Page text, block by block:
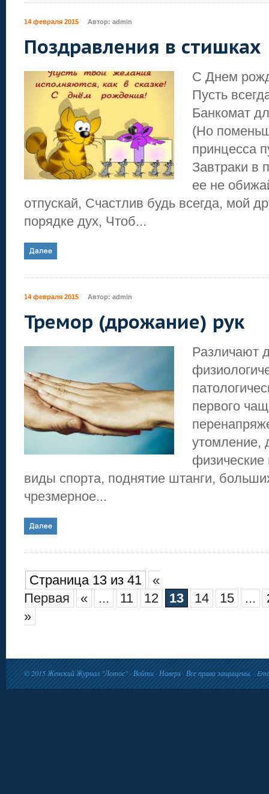
14 февраля 2015 Автор: admin
Поздравления в стишках
С Днем
Пусть
Банкомат
(Но
принцесса
Завтраки в
ее не
отпускай, Счастлив будь всегда, мой
порядке дух, Чтоб...
14 февраля 2015 Автор: admin
Тремор (дрожание) рук
Различают
первого
утомление,
физические
виды спорта, поднятие штанги,
чрезмерное...
Страница 13 из 41
«
Первая
« ... 11 12 13 14 15 ...
»
© 2015Женский Журнал "Лотос"·Войти·Наверх · Все права защищены. ·